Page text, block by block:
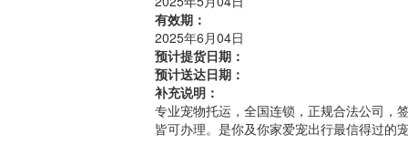
有效期：
2025年6月04日
预计提货日期：
预计送达日期：
补充说明：
专业宠物托运，全国连锁，正规合法公司，
皆可办理。是你及你家爱宠出行最信得过的